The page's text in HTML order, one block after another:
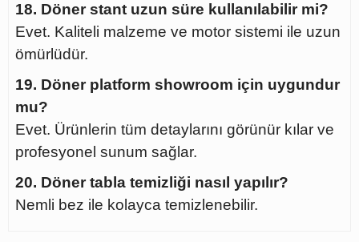
18. Döner stant uzun süre kullanılabilir mi?
Evet. Kaliteli malzeme ve motor sistemi ile uzun
ömürlüdür.
19. Döner platform showroom için uygundur
mu?
Evet. Ürünlerin tüm detaylarını görünür kılar ve
profesyonel sunum sağlar.
20. Döner tabla temizliği nasıl yapılır?
Nemli bez ile kolayca temizlenebilir.